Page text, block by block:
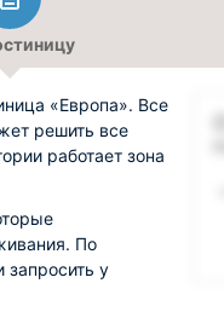
«Европа». Все
решить все
работает зона
По
запросить у